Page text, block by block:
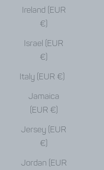
Ireland (EUR
€)
Israel (EUR
€)
Italy (EUR €)
Jamaica
(EUR €)
Jersey (EUR
€)
Jordan (EUR